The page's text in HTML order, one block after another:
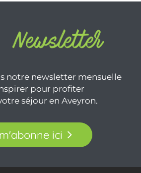
notre newsletter mensuelle
pour profiter
séjour en Aveyron.
ici